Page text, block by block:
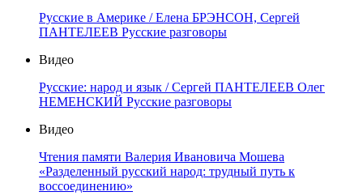
Русские в Америке / Елена БРЭНСОН, Сергей
ПАНТЕЛЕЕВ Русские разговоры
Видео
Русские: народ и язык / Сергей ПАНТЕЛЕЕВ Олег
НЕМЕНСКИЙ Русские разговоры
Видео
Чтения памяти Валерия Ивановича Мошева
«Разделенный русский народ: трудный путь к
воссоединению»